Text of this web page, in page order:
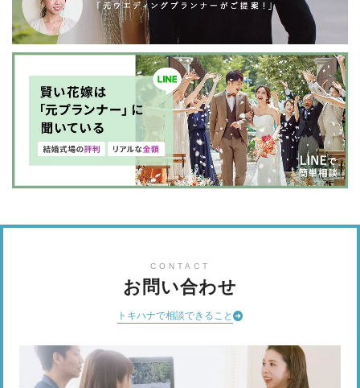
CONTACT
お問い合わせ
トキハナで相談できること